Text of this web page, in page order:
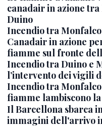
canadair in azione
Duino
Incendio tra
Canadair in azione
fiamme sul fronte
Incendio tra Duino e
l’intervento dei vigili
Incendio tra
fiamme lambiscono
Il Barcellona sbarca
immagini dell'arrivo